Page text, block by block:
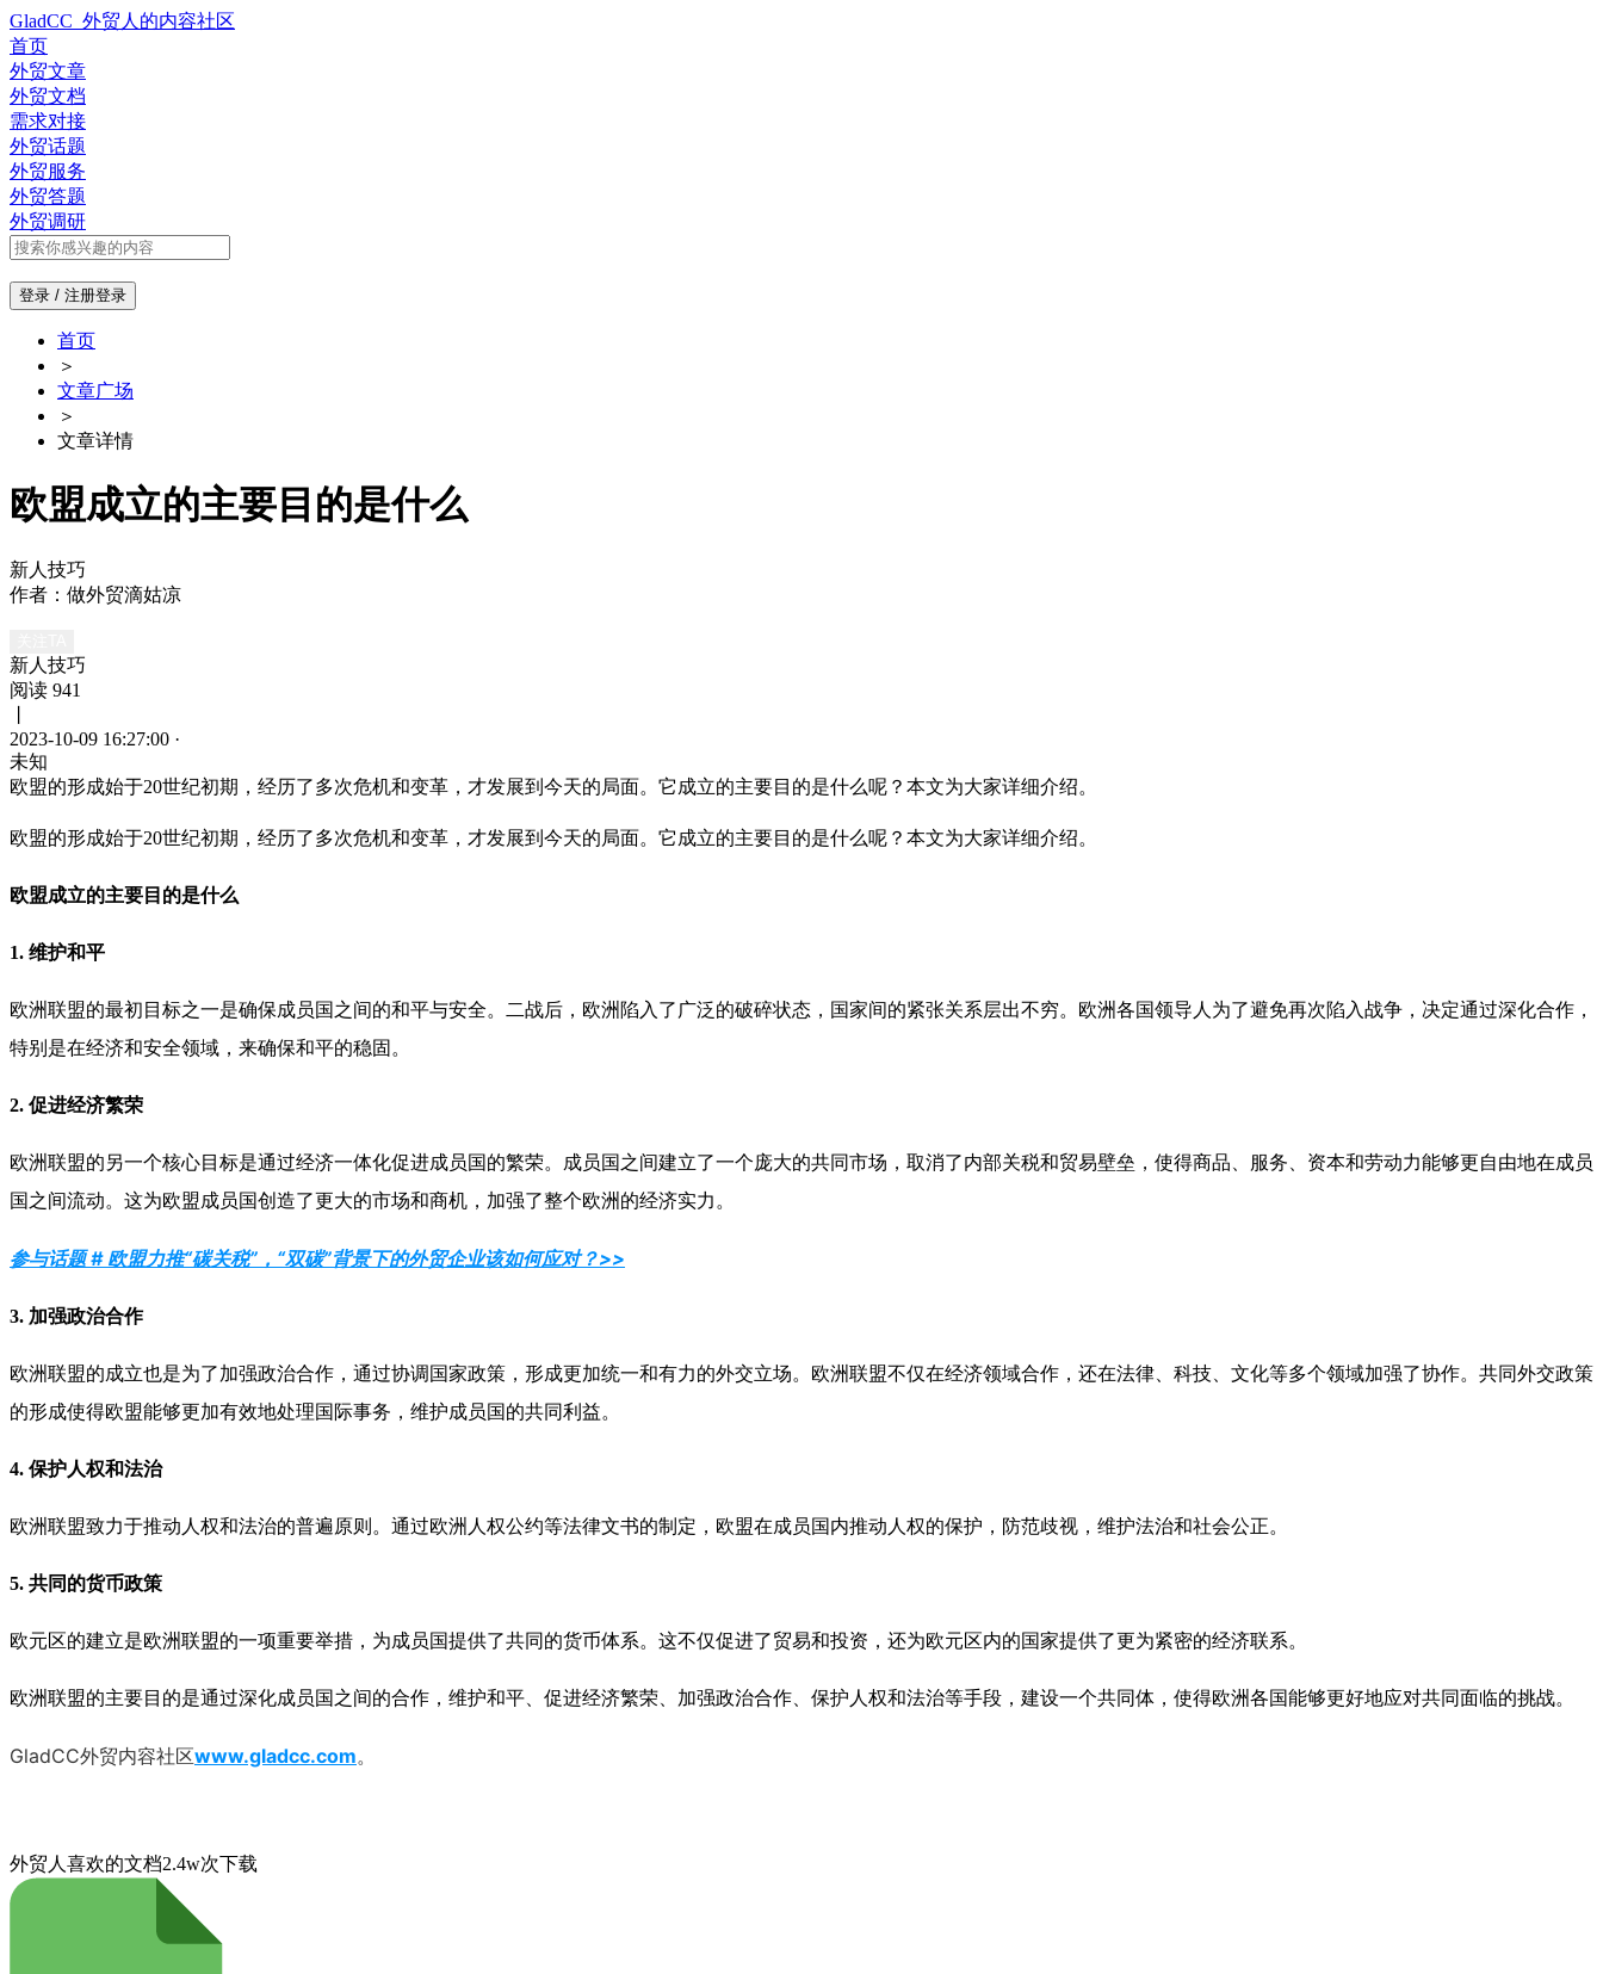
GladCC_外贸人的内容社区
首页
外贸文章
外贸文档
需求对接
外贸话题
外贸服务
外贸答题
外贸调研
登录 / 注册登录
首页
＞
文章广场
＞
文章详情
欧盟成立的主要目的是什么
新人技巧
作者：做外贸滴姑凉
新人技巧
阅读 941
2023-10-09 16:27:00 ·
未知
欧盟的形成始于20世纪初期，经历了多次危机和变革，才发展到今天的局面。它成立的主要目的是什么呢？本文为大家详细介绍。
欧盟的形成始于20世纪初期，经历了多次危机和变革，才发展到今天的局面。它成立的主要目的是什么呢？本文为大家详细介绍。
欧盟成立的主要目的是什么
1. 维护和平
欧洲联盟的最初目标之一是确保成员国之间的和平与安全。二战后，欧洲陷入了广泛的破碎状态，国家间的紧张关系层出不穷。欧洲各国领导人为了避免再次陷入战争，决定通过深化合作，
特别是在经济和安全领域，来确保和平的稳固。
2. 促进经济繁荣
欧洲联盟的另一个核心目标是通过经济一体化促进成员国的繁荣。成员国之间建立了一个庞大的共同市场，取消了内部关税和贸易壁垒，使得商品、服务、资本和劳动力能够更自由地在成员
国之间流动。这为欧盟成员国创造了更大的市场和商机，加强了整个欧洲的经济实力。
参与话题 # 欧盟力推“碳关税”，“双碳”背景下的外贸企业该如何应对？>>
3. 加强政治合作
欧洲联盟的成立也是为了加强政治合作，通过协调国家政策，形成更加统一和有力的外交立场。欧洲联盟不仅在经济领域合作，还在法律、科技、文化等多个领域加强了协作。共同外交政策
的形成使得欧盟能够更加有效地处理国际事务，维护成员国的共同利益。
4. 保护人权和法治
欧洲联盟致力于推动人权和法治的普遍原则。通过欧洲人权公约等法律文书的制定，欧盟在成员国内推动人权的保护，防范歧视，维护法治和社会公正。
5. 共同的货币政策
欧元区的建立是欧洲联盟的一项重要举措，为成员国提供了共同的货币体系。这不仅促进了贸易和投资，还为欧元区内的国家提供了更为紧密的经济联系。
欧洲联盟的主要目的是通过深化成员国之间的合作，维护和平、促进经济繁荣、加强政治合作、保护人权和法治等手段，建设一个共同体，使得欧洲各国能够更好地应对共同面临的挑战。
GladCC外贸内容社区www.gladcc.com。
外贸人喜欢的文档2.4w次下载